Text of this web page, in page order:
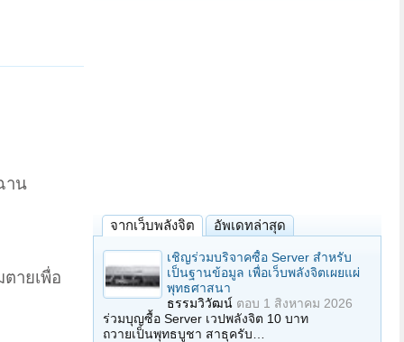
าน
ายเพื่อ
จากเว็บพลังจิต อัพเดทล่าสุด
เชิญร่วมบริจาคซื้อ Server สำหรับ
เป็นฐานข้อมูล เพื่อเว็บพลังจิตเผยแผ่
พุทธศาสนา
ธรรมวิวัฒน์ ตอบ 1 สิงหาคม 2026
ร่วมบุญซื้อ Server เวปพลังจิต 10 บาท
ถวายเป็นพุทธบูชา สาธุครับ…